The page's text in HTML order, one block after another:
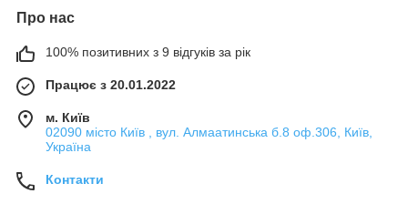
Про нас
100% позитивних з 9 відгуків за рік
Працює з 20.01.2022
м. Київ
02090 місто Київ , вул. Алмаатинська б.8 оф.306, Київ,
Україна
Контакти